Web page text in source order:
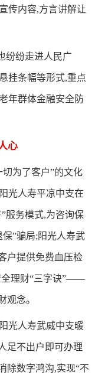
传内容,方言讲解让
纷纷走进人民广
挂条幅等形式,重点
年群体金融安全防
心
为了客户”的文化
光人寿平凉中支在
服务模式,为咨询保
”骗局;阳光人寿武
户提供免费血压检
全理财“三字诀”——
观念。
光人寿武威中支暖
足不出户即可办理
除数字鸿沟,实现“不